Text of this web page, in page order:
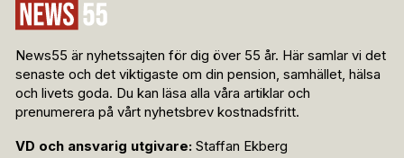
News55 är nyhetssajten för dig över 55 år. Här samlar vi det
senaste och det viktigaste om din pension, samhället, hälsa
och livets goda. Du kan läsa alla våra artiklar och
prenumerera på vårt nyhetsbrev kostnadsfritt.
VD och ansvarig utgivare: Staffan Ekberg